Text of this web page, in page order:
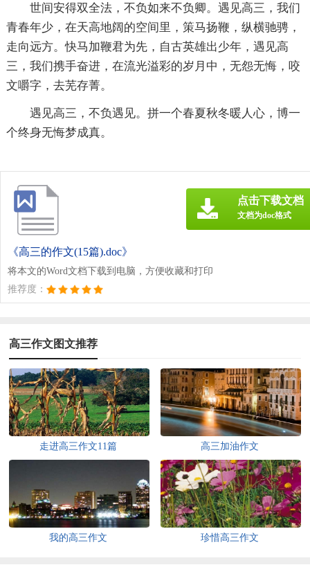
世间安得双全法，不负如来不负卿。遇见高三，我们
青春年少，在天高地阔的空间里，策马扬鞭，纵横驰骋，
走向远方。快马加鞭君为先，自古英雄出少年，遇见高
三，我们携手奋进，在流光溢彩的岁月中，无怨无悔，咬
文嚼字，去芜存菁。
遇见高三，不负遇见。拼一个春夏秋冬暖人心，博一
个终身无悔梦成真。
《高三的作文(15篇).doc》
将本文的Word文档下载到电脑，方便收藏和打印
推荐度：
点击下载文档
文档为doc格式
高三作文图文推荐
走进高三作文11篇 高三加油作文
我的高三作文 珍惜高三作文